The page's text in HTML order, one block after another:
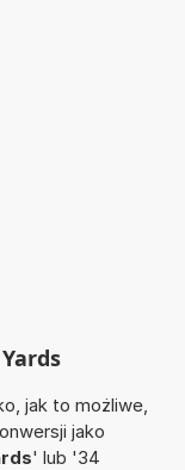
jak to możliwe,
jako
' lub '34